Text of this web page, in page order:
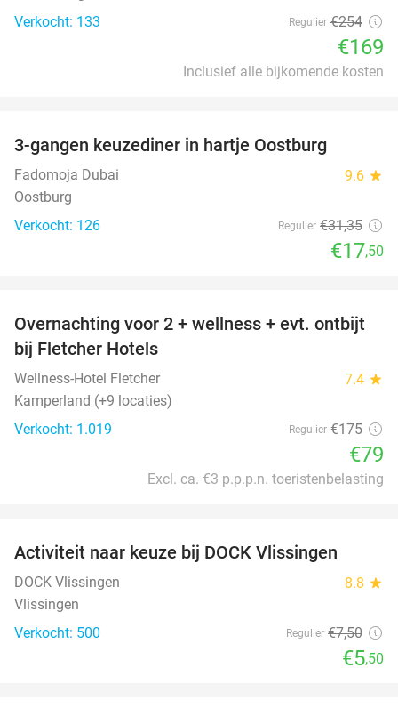
Verkocht: 133
Regulier €254
€169
Inclusief alle bijkomende kosten
3-gangen keuzediner in hartje Oostburg
Fadomoja Dubai 9.6 star
Oostburg
Verkocht: 126
Regulier €31,35
€17,50
55%
Overnachting voor 2 + wellness + evt. ontbijt
bij Fletcher Hotels
Wellness-Hotel Fletcher 7.4 star
Kamperland (+9 locaties)
Verkocht: 1.019
Regulier €175
€79
Excl. ca. €3 p.p.p.n. toeristenbelasting
Activiteit naar keuze bij DOCK Vlissingen
DOCK Vlissingen 8.8 star
Vlissingen
Verkocht: 500
Regulier €7,50
€5,50